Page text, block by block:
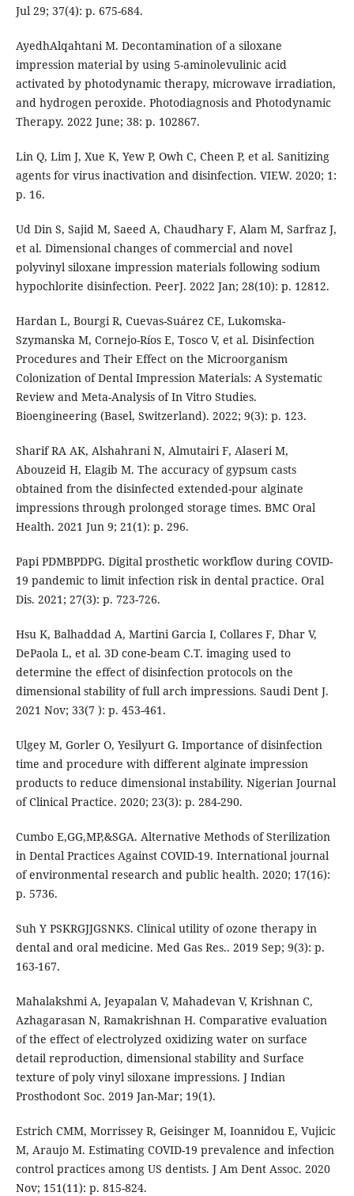
Jul 29; 37(4): p. 675-684.
AyedhAlqahtani M. Decontamination of a siloxane
impression material by using 5-aminolevulinic acid
activated by photodynamic therapy, microwave irradiation,
and hydrogen peroxide. Photodiagnosis and Photodynamic
Therapy. 2022 June; 38: p. 102867.
Lin Q, Lim J, Xue K, Yew P, Owh C, Cheen P, et al. Sanitizing
agents for virus inactivation and disinfection. VIEW. 2020; 1:
p. 16.
Ud Din S, Sajid M, Saeed A, Chaudhary F, Alam M, Sarfraz J,
et al. Dimensional changes of commercial and novel
polyvinyl siloxane impression materials following sodium
hypochlorite disinfection. PeerJ. 2022 Jan; 28(10): p. 12812.
Hardan L, Bourgi R, Cuevas-Suárez CE, Lukomska-
Szymanska M, Cornejo-Ríos E, Tosco V, et al. Disinfection
Procedures and Their Effect on the Microorganism
Colonization of Dental Impression Materials: A Systematic
Review and Meta-Analysis of In Vitro Studies.
Bioengineering (Basel, Switzerland). 2022; 9(3): p. 123.
Sharif RA AK, Alshahrani N, Almutairi F, Alaseri M,
Abouzeid H, Elagib M. The accuracy of gypsum casts
obtained from the disinfected extended-pour alginate
impressions through prolonged storage times. BMC Oral
Health. 2021 Jun 9; 21(1): p. 296.
Papi PDMBPDPG. Digital prosthetic workflow during COVID-
19 pandemic to limit infection risk in dental practice. Oral
Dis. 2021; 27(3): p. 723-726.
Hsu K, Balhaddad A, Martini Garcia I, Collares F, Dhar V,
DePaola L, et al. 3D cone-beam C.T. imaging used to
determine the effect of disinfection protocols on the
dimensional stability of full arch impressions. Saudi Dent J.
2021 Nov; 33(7 ): p. 453-461.
Ulgey M, Gorler O, Yesilyurt G. Importance of disinfection
time and procedure with different alginate impression
products to reduce dimensional instability. Nigerian Journal
of Clinical Practice. 2020; 23(3): p. 284-290.
Cumbo E,GG,MP,&SGA. Alternative Methods of Sterilization
in Dental Practices Against COVID-19. International journal
of environmental research and public health. 2020; 17(16):
p. 5736.
Suh Y PSKRGJJGSNKS. Clinical utility of ozone therapy in
dental and oral medicine. Med Gas Res.. 2019 Sep; 9(3): p.
163-167.
Mahalakshmi A, Jeyapalan V, Mahadevan V, Krishnan C,
Azhagarasan N, Ramakrishnan H. Comparative evaluation
of the effect of electrolyzed oxidizing water on surface
detail reproduction, dimensional stability and Surface
texture of poly vinyl siloxane impressions. J Indian
Prosthodont Soc. 2019 Jan-Mar; 19(1).
Estrich CMM, Morrissey R, Geisinger M, Ioannidou E, Vujicic
M, Araujo M. Estimating COVID-19 prevalence and infection
control practices among US dentists. J Am Dent Assoc. 2020
Nov; 151(11): p. 815-824.